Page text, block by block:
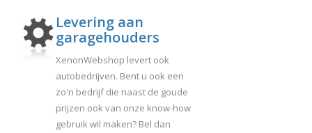
Levering aan
garagehouders
XenonWebshop levert ook
autobedrijven. Bent u ook een
zo'n bedrijf die naast de goude
prijzen ook van onze know-how
gebruik wil maken? Bel dan